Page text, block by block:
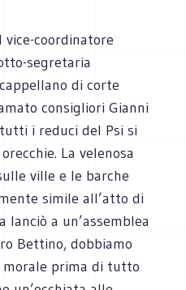
coordinatore
segretaria
di corte
consigliori Gianni
i reduci del Psi si
La velenosa
ville e le barche
simile all’atto di
lanciò a un’assemblea
Bettino, dobbiamo
prima di tutto